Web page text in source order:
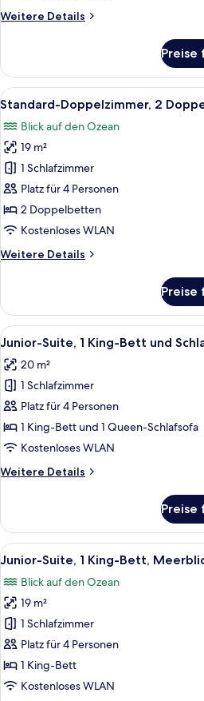
Weitere Details
Weitere
1 King-
Bett,
Meerblick
Preise
Alle
Fotos
für
Standard-
Doppelzimmer,
2 Doppelbetten,
Meerblick
anzeigen
Ein
7
Standard-Doppelzimmer, 2
Blick auf den Ozean
19 m²
1 Schlafzimmer
Platz für 4 Personen
2 Doppelbetten
Kostenloses WLAN
Weitere Details
Weitere
Doppelzimmer,
2 Doppelbetten,
Meerblick
Preise
Alle
Fotos
für
Junior-
Suite,
1 King-
Bett
Schlafsofa
Ein
5
Junior-Suite, 1 King-Bett und
20 m²
1 Schlafzimmer
Platz für 4 Personen
1 King-Bett und 1 Queen-Schlafsofa
Kostenloses WLAN
Weitere Details
Weitere
Suite,
1 King-
Bett
Schlafsofa
Preise
Alle
Fotos
für
Junior-
Suite,
1 King-
Bett,
Meerblick
8
Junior-Suite, 1 King-Bett,
Blick auf den Ozean
19 m²
1 Schlafzimmer
Platz für 4 Personen
1 King-Bett
Kostenloses WLAN